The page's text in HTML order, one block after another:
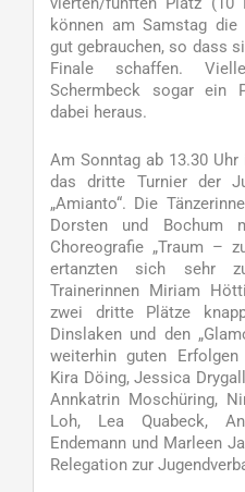
können am Samstag die
gut gebrauchen, so dass
Finale schaffen.
Schermbeck sogar ein
dabei heraus.
Am Sonntag ab 13.30
das dritte Turnier der
„Amianto“. Die
Dorsten und Bochum
Choreografie „Traum –
ertanzten sich sehr
Trainerinnen Miriam
zwei dritte Plätze
Dinslaken und den
weiterhin guten
Kira Döing, Jessica
Annkatrin Moschüring,
Loh, Lea Quabeck,
Endemann und Marleen
Relegation zur